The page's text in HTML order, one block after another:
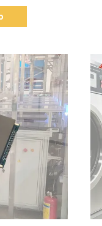
do RFID com
do livro